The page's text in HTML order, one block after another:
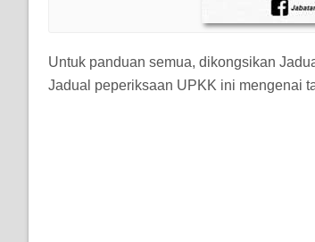
Untuk panduan semua, dikongsikan
Jadual peperiksaan UPKK ini mengenai